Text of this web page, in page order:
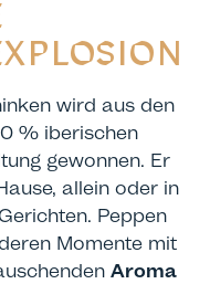
wird aus den
% iberischen
gewonnen. Er
allein oder in
Peppen
Momente mit
Aroma